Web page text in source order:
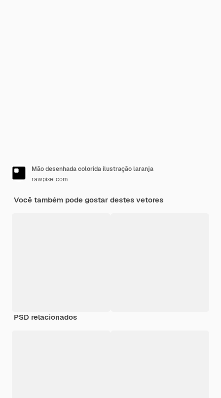
Mão desenhada colorida ilustração laranja
rawpixel.com
Você também pode gostar destes vetores
PSD relacionados